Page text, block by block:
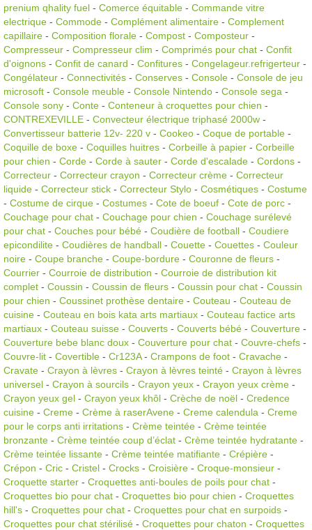
prenium qhality fuel - Comerce équitable - Commande vitre
electrique - Commode - Complément alimentaire - Complement
capillaire - Composition florale - Compost - Composteur -
Compresseur - Compresseur clim - Comprimés pour chat - Confit
d'oignons - Confit de canard - Confitures - Congelageur.refrigerteur -
Congélateur - Connectivités - Conserves - Console - Console de jeu
microsoft - Console meuble - Console Nintendo - Console sega -
Console sony - Conte - Conteneur à croquettes pour chien -
CONTREXEVILLE - Convecteur électrique triphasé 2000w -
Convertisseur batterie 12v- 220 v - Cookeo - Coque de portable -
Coquille de boxe - Coquilles huitres - Corbeille à papier - Corbeille
pour chien - Corde - Corde à sauter - Corde d'escalade - Cordons -
Correcteur - Correcteur crayon - Correcteur crème - Correcteur
liquide - Correcteur stick - Correcteur Stylo - Cosmétiques - Costume
- Costume de cirque - Costumes - Cote de boeuf - Cote de porc -
Couchage pour chat - Couchage pour chien - Couchage surélevé
pour chat - Couches pour bébé - Coudière de football - Coudiere
epicondilite - Coudières de handball - Couette - Couettes - Couleur
noire - Coupe branche - Coupe-bordure - Couronne de fleurs -
Courrier - Courroie de distribution - Courroie de distribution kit
complet - Coussin - Coussin de fleurs - Coussin pour chat - Coussin
pour chien - Coussinet prothèse dentaire - Couteau - Couteau de
cuisine - Couteau en bois kata arts martiaux - Couteau factice arts
martiaux - Couteau suisse - Couverts - Couverts bébé - Couverture -
Couverture bebe blanc doux - Couverture pour chat - Couvre-chefs -
Couvre-lit - Covertible - Cr123A- Crampons de foot - Cravache -
Cravate - Crayon à lèvres - Crayon à lèvres teinté - Crayon à lèvres
universel - Crayon à sourcils - Crayon yeux - Crayon yeux crème -
Crayon yeux gel - Crayon yeux khôl - Crèche de noël - Credence
cuisine - Creme - Crème à raserAvene - Creme calendula - Creme
pour le corps anti irritations - Crème teintée - Crème teintée
bronzante - Crème teintée coup d’éclat - Crème teintée hydratante -
Crème teintée lissante - Crème teintée matifiante - Crépière -
Crépon - Cric - Cristel - Crocks - Croisière - Croque-monsieur -
Croquette starter - Croquettes anti-boules de poils pour chat -
Croquettes bio pour chat - Croquettes bio pour chien - Croquettes
hill's - Croquettes pour chat - Croquettes pour chat en surpoids -
Croquettes pour chat stérilisé - Croquettes pour chaton - Croquettes